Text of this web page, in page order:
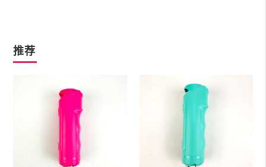
推荐